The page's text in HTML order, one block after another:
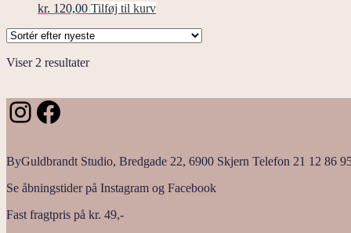
kr. 120,00 Tilføj til kurv
Viser 2 resultaterSorteret
Instagram
Facebook
ByGuldbrandt Studio, Bredgade 22, 6900 Skjern Telefon 21 12 86
Se åbningstider på Instagram og Facebook
Fast fragtpris på kr. 49,-